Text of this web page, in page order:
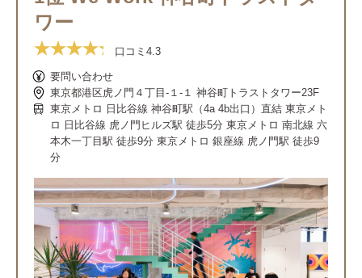
ワー
口コミ 4.3
要問い合わせ
東京都港区虎ノ門４丁目-１-１ 神谷町トラストタワー23F
東京メトロ 日比谷線 神谷町駅（4a 4b出口）直結 東京メト
ロ 日比谷線 虎ノ門ヒルズ駅 徒歩5分 東京メトロ 南北線 六
本木一丁目駅 徒歩9分 東京メトロ 銀座線 虎ノ門駅 徒歩9
分